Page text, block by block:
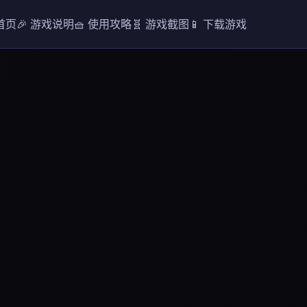
页🎉 游戏说明🧺 使用攻略🧬 游戏截图 📱 下载游戏